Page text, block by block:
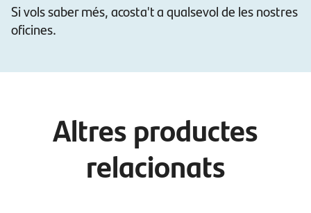
Si vols saber més, acosta't a qualsevol de les nostres
oficines.
Altres productes
relacionats